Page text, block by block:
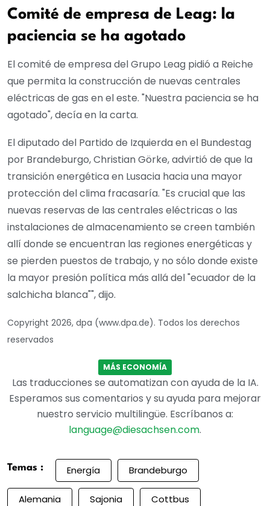
Comité de empresa de Leag: la
paciencia se ha agotado
El comité de empresa del Grupo Leag pidió a Reiche
que permita la construcción de nuevas centrales
eléctricas de gas en el este. "Nuestra paciencia se ha
agotado", decía en la carta.
El diputado del Partido de Izquierda en el Bundestag
por Brandeburgo, Christian Görke, advirtió de que la
transición energética en Lusacia hacia una mayor
protección del clima fracasaría. "Es crucial que las
nuevas reservas de las centrales eléctricas o las
instalaciones de almacenamiento se creen también
allí donde se encuentran las regiones energéticas y
se pierden puestos de trabajo, y no sólo donde existe
la mayor presión política más allá del "ecuador de la
salchicha blanca"", dijo.
Copyright 2026, dpa (www.dpa.de). Todos los derechos
reservados
MÁS ECONOMÍA
Las traducciones se automatizan con ayuda de la IA.
Esperamos sus comentarios y su ayuda para mejorar
nuestro servicio multilingüe. Escríbanos a:
language@diesachsen.com.
Temas : Energía Brandeburgo
Alemania Sajonia Cottbus